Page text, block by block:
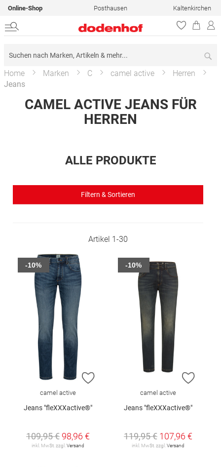
Online-Shop Posthausen Kaltenkirchen
Home Marken C camel active
Herren
Jeans
CAMEL ACTIVE JEANS FÜR
HERREN
ALLE PRODUKTE
Filtern & Sortieren
Artikel 1-30
ZUR WUNSCHLISTE HINZUFÜGEN
camel active
Jeans "fleXXXactive®"
109,95 € 98,96 €
inkl. MwSt. zzgl. Versand
-10%
ZUR
camel active
Jeans "fleXXXactive®"
119,95 € 107,96 €
inkl. MwSt. zzgl. Versand
-10%